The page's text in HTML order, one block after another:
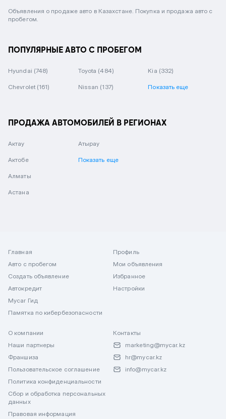
Объявления о продаже авто в Казахстане. Покупка и продажа авто с
пробегом.
ПОПУЛЯРНЫЕ АВТО С ПРОБЕГОМ
Hyundai (748) Toyota (484) Kia (332)
Chevrolet (161) Nissan (137) Показать еще
ПРОДАЖА АВТОМОБИЛЕЙ В РЕГИОНАХ
Актау
Актобе
Алматы
Астана
Атырау
Показать еще
Главная
Авто с пробегом
Создать объявление
Автокредит
Mycar Гид
Памятка по кибербезопасности
Профиль
Мои объявления
Избранное
Настройки
О компании
Наши партнеры
Франшиза
Пользовательское соглашение
Политика конфиденциальности
Сбор и обработка персональных
данных
Правовая информация
Контакты
marketing@mycar.kz
hr@mycar.kz
info@mycar.kz